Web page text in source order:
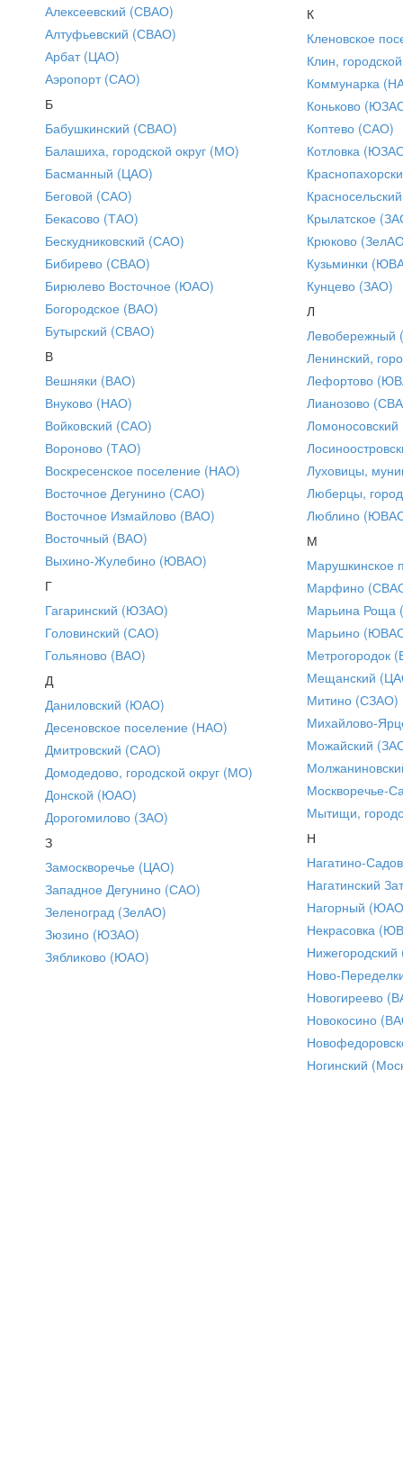
Алексеевский (СВАО)
Алтуфьевский (СВАО)
Арбат (ЦАО)
Аэропорт (САО)
Б
Бабушкинский (СВАО)
Балашиха, городской округ (МО)
Басманный (ЦАО)
Беговой (САО)
Бекасово (ТАО)
Бескудниковский (САО)
Бибирево (СВАО)
Бирюлево Восточное (ЮАО)
Богородское (ВАО)
Бутырский (СВАО)
В
Вешняки (ВАО)
Внуково (НАО)
Войковский (САО)
Вороново (ТАО)
Воскресенское поселение (НАО)
Восточное Дегунино (САО)
Восточное Измайлово (ВАО)
Восточный (ВАО)
Выхино-Жулебино (ЮВАО)
Г
Гагаринский (ЮЗАО)
Головинский (САО)
Гольяново (ВАО)
Д
Даниловский (ЮАО)
Десеновское поселение (НАО)
Дмитровский (САО)
Домодедово, городской округ (МО)
Донской (ЮАО)
Дорогомилово (ЗАО)
З
Замоскворечье (ЦАО)
Западное Дегунино (САО)
Зеленоград (ЗелАО)
Зюзино (ЮЗАО)
Зябликово (ЮАО)
К
Кленовское
Клин,
Коммунарка
Коньково
Коптево (САО)
Котловка
Крылатское
Крюково
Кузьминки
Кунцево (ЗАО)
Л
Ленинский,
Лефортово
Лианозово
Луховицы,
Люберцы,
Люблино
М
Марушкинское
Марфино
Марьина Роща
Марьино
Метрогородок
Мещанский
Митино (СЗАО)
Михайлово-
Можайский
Москворечье-
Мытищи,
Н
Нагатино-
Нагатинский
Нагорный
Некрасовка
Ново-
Новогиреево
Новокосино
Ногинский